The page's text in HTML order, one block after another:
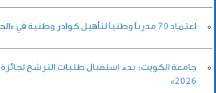
اعتماد 70 مدرباً وطنياً لتأهيل كوادر وطنية في «الحوكمة»
2026»